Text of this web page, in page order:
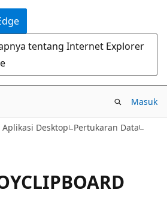
tentang Internet Explorer
Masuk
Desktop Pertukaran Data